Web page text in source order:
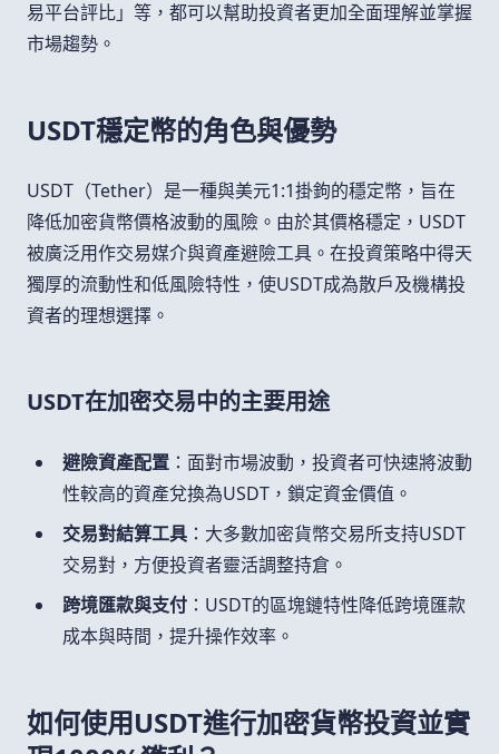
易平台評比」等，都可以幫助投資者更加全面理解並掌握
市場趨勢。
USDT穩定幣的角色與優勢
USDT（Tether）是一種與美元1:1掛鉤的穩定幣，旨在
降低加密貨幣價格波動的風險。由於其價格穩定，USDT
被廣泛用作交易媒介與資產避險工具。在投資策略中得天
獨厚的流動性和低風險特性，使USDT成為散戶及機構投
資者的理想選擇。
USDT在加密交易中的主要用途
避險資產配置 ：面對市場波動，投資者可快速將波動
性較高的資產兌換為USDT，鎖定資金價值。
交易對結算工具 ：大多數加密貨幣交易所支持USDT
交易對，方便投資者靈活調整持倉。
跨境匯款與支付 ：USDT的區塊鏈特性降低跨境匯款
成本與時間，提升操作效率。
如何使用USDT進行加密貨幣投資並實